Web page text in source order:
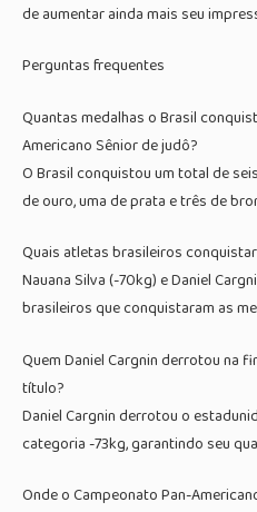
de aumentar ainda mais seu
Perguntas frequentes
Quantas medalhas o Brasil
Americano Sênior de judô?
O Brasil conquistou um total de
de ouro, uma de prata e três de
Quais atletas brasileiros
Nauana Silva (-70kg) e Daniel
brasileiros que conquistaram as
Quem Daniel Cargnin derrotou na
título?
Daniel Cargnin derrotou o
categoria -73kg, garantindo seu
Onde o Campeonato Pan-